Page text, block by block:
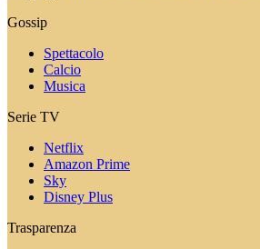
Gossip
Spettacolo
Calcio
Musica
Serie TV
Netflix
Amazon Prime
Sky
Disney Plus
Trasparenza